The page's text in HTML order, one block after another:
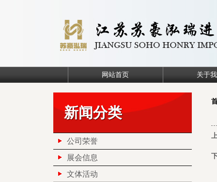
网站首页 关于
新闻分类
公司荣誉
展会信息
文体活动